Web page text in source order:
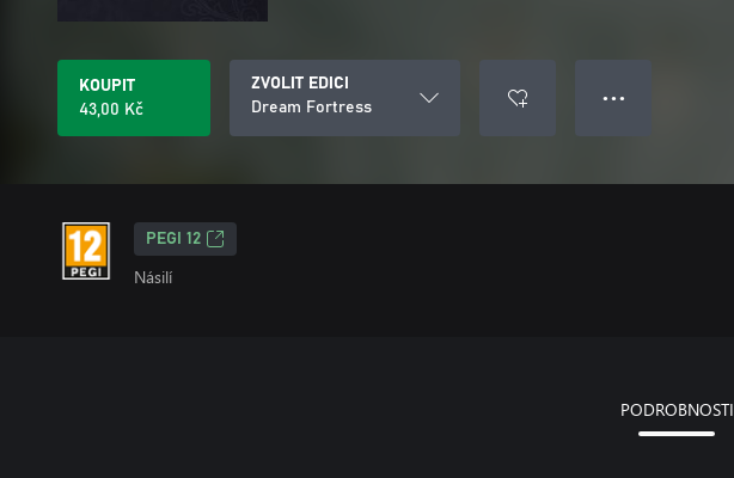
KOUPIT
43,00 Kč
ZVOLIT EDICI
Dream Fortress
● ● ●
PEGI 12
Násilí
PODROBNOSTI